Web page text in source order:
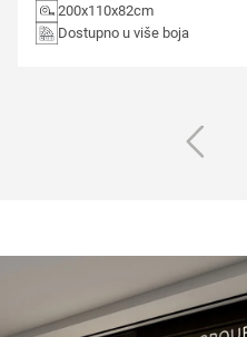
200x110x82cm
Dostupno u više boja